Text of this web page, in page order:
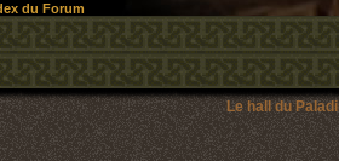
du Forum
Le hall du